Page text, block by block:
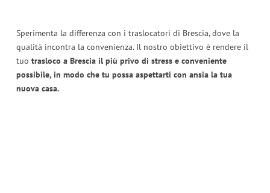
Sperimenta la differenza con i traslocatori di Brescia, dove la
qualità incontra la convenienza. Il nostro obiettivo è rendere il
tuo trasloco a Brescia il più privo di stress e conveniente
possibile, in modo che tu possa aspettarti con ansia la tua
nuova casa.